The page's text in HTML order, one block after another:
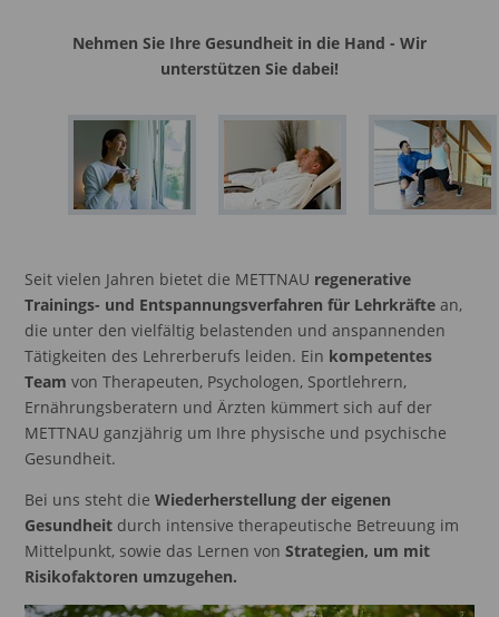
Nehmen Sie Ihre Gesundheit in die Hand - Wir
unterstützen Sie dabei!
Seit vielen Jahren bietet die METTNAU regenerative
Trainings- und Entspannungsverfahren für Lehrkräfte an,
die unter den vielfältig belastenden und anspannenden
Tätigkeiten des Lehrerberufs leiden. Ein kompetentes
Team von Therapeuten, Psychologen, Sportlehrern,
Ernährungsberatern und Ärzten kümmert sich auf der
METTNAU ganzjährig um Ihre physische und psychische
Gesundheit.
Bei uns steht dieWiederherstellung der eigenen
Gesundheit durch intensive therapeutische Betreuung im
Mittelpunkt, sowie das Lernen vonStrategien, um mit
Risikofaktoren umzugehen.